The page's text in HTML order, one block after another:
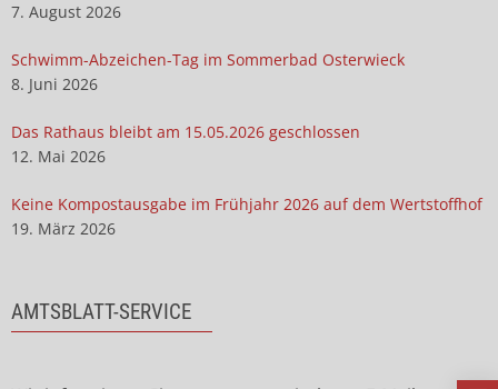
7. August 2026
Schwimm-Abzeichen-Tag im Sommerbad Osterwieck
8. Juni 2026
Das Rathaus bleibt am 15.05.2026 geschlossen
12. Mai 2026
Keine Kompostausgabe im Frühjahr 2026 auf dem Wertstoffhof
19. März 2026
AMTSBLATT-SERVICE